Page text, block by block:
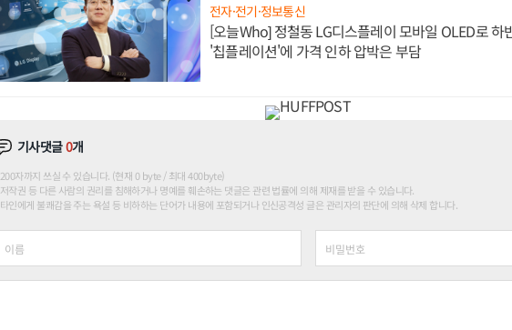
전자·전기·정보통신
[오늘Who] 정철동 LG디스플레이 모바일 OLED로 하
'칩플레이션'에 가격 인하 압박은 부담
기사댓글0개
200자까지 쓰실 수 있습니다. (현재 0 byte / 최대 400byte)
저작권 등 다른 사람의 권리를 침해하거나 명예를 훼손하는 댓글은 관련 법률에 의해 제재를 받을 수 있습니다.
타인에게 불쾌감을 주는 욕설 등 비하하는 단어가 내용에 포함되거나 인신공격성 글은 관리자의 판단에 의해 삭제 합니다.